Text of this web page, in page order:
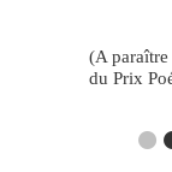
(A
du Prix
●